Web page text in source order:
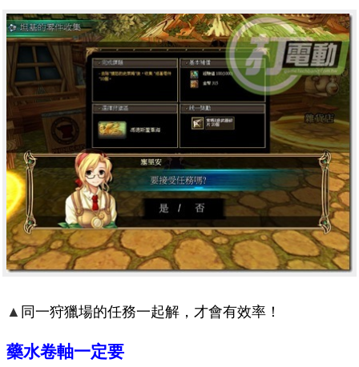
▲ 同一狩獵場的任務一起解，才會有效率！
藥水卷軸一定要